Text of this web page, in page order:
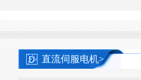
直流伺服电机>